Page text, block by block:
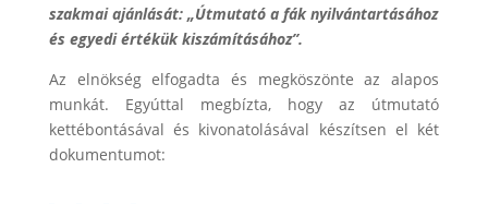
szakmai ajánlását: „Útmutató a fák nyilvántartásához
és egyedi értékük kiszámításához”.
Az elnökség elfogadta és megköszönte az alapos
munkát. Egyúttal megbízta, hogy az útmutató
kettébontásával és kivonatolásával készítsen el két
dokumentumot: